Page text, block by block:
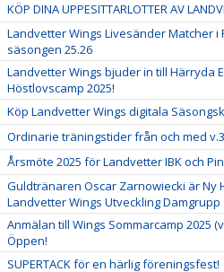
KÖP DINA UPPESITTARLOTTER AV
Landvetter Wings Livesänder Matcher i
säsongen 25.26
Landvetter Wings bjuder in till Härryda
Höstlovscamp 2025!
Köp Landvetter Wings digitala
Ordinarie träningstider från och med
Årsmöte 2025 för Landvetter IBK och
Guldtränaren Oscar Zarnowiecki är Ny
Landvetter Wings Utveckling Damgrupp
Anmälan till Wings Sommarcamp 2025
Öppen!
SUPERTACK för en härlig föreningsfest!